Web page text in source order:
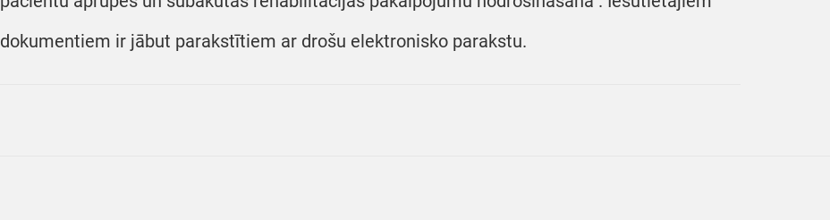
dokumentiem ir jābut parakstītiem ar drošu elektronisko parakstu.